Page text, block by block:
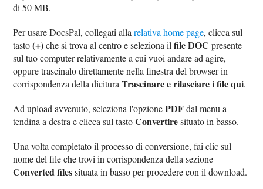
di 50 MB.
Per usare DocsPal, collegati allarelativa home page, clicca sul
tasto(+)che si trova al centro e seleziona ilfile DOC presente
sul tuo computer relativamente a cui vuoi andare ad agire,
oppure trascinalo direttamente nella finestra del browser in
corrispondenza della dicituraTrascinare e rilasciare i file qui.
Ad upload avvenuto, seleziona l'opzionePDFdal menu a
tendina a destra e clicca sul tastoConvertiresituato in basso.
Una volta completato il processo di conversione, fai clic sul
nome del file che trovi in corrispondenza della sezione
Converted filessituata in basso per procedere con il download.